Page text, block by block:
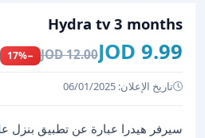
Hydra tv 3 months
9.99 JOD
12.00 JOD
−17%
تاريخ الإعلان: 06/01/2025
سيرفر هيدرا عبارة عن تطبيق بنزل